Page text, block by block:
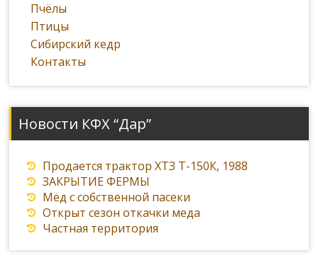
Пчёлы
Птицы
Сибирский кедр
Контакты
Новости КФХ “Дар”
Продается трактор ХТЗ Т-150К, 1988
ЗАКРЫТИЕ ФЕРМЫ
Мёд с собственной пасеки
Открыт сезон откачки меда
Частная территория